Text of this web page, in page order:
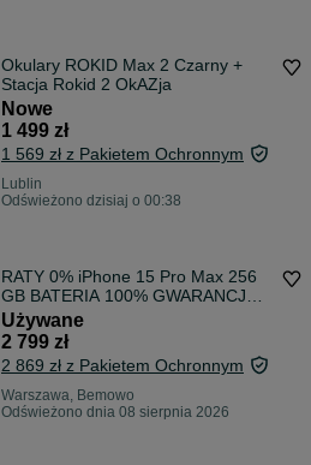
Okulary ROKID Max 2 Czarny +
Stacja Rokid 2 OkAZja
Nowe
1 499 zł
1 569 zł z Pakietem Ochronnym
Lublin
Odświeżono dzisiaj o 00:38
RATY 0% iPhone 15 Pro Max 256
GB BATERIA 100% GWARANCJA
12 miesiecy !!!
Używane
2 799 zł
2 869 zł z Pakietem Ochronnym
Warszawa, Bemowo
Odświeżono dnia 08 sierpnia 2026